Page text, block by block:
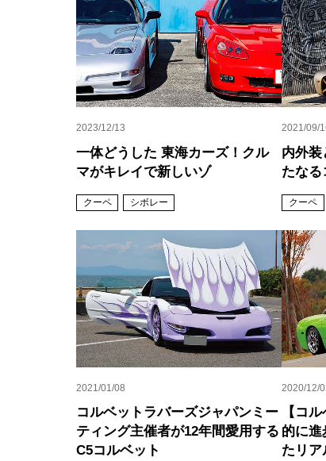
2023/12/13
一体どうした 東海カーズ！クル
マがキレイで新しいゾ
クーペ シボレー
2021/09/
内外
たな
クーペ
2021/01/08
コルベットラバーズジャパンミー
ティング主催者が12年間愛用する
C5コルベット
2020/12/
【コ
的に進
たリア